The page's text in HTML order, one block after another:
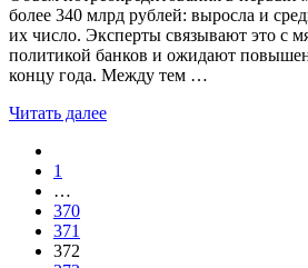
более 340 млрд рублей: выросла и
их число. Эксперты связывают это с
политикой банков и ожидают
концу года. Между тем …
Читать далее
1
…
370
371
372